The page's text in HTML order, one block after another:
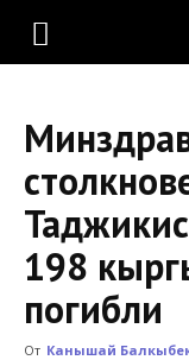
KLOOP.KG
Новости
Кыргызстана
198
погибли
От Канышай